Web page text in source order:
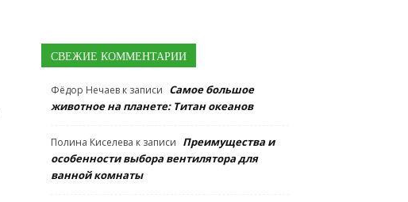
СВЕЖИЕ КОММЕНТАРИИ
Фёдор Нечаев к записи Самое большое
животное на планете: Титан океанов
Полина Киселева к записи Преимущества и
особенности выбора вентилятора для
ванной комнаты